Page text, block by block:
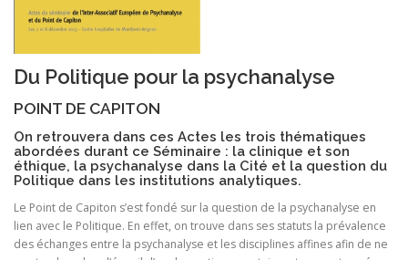
Du Politique pour la psychanalyse
POINT DE CAPITON
On retrouvera dans ces Actes les trois thématiques
abordées durant ce Séminaire : la clinique et son
éthique, la psychanalyse dans la Cité et la question du
Politique dans les institutions analytiques.
Le Point de Capiton s’est fondé sur la question de la psychanalyse en
lien avec le Politique. En effet, on trouve dans ses statuts la prévalence
des échanges entre la psychanalyse et les disciplines affines afin de ne